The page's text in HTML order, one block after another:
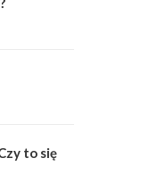
to się